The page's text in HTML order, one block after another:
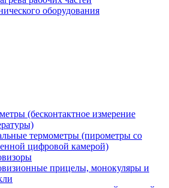
оборудования
(бесконтактное измерение
термометры (пирометры со
цифровой камерой)
прицелы, монокуляры и